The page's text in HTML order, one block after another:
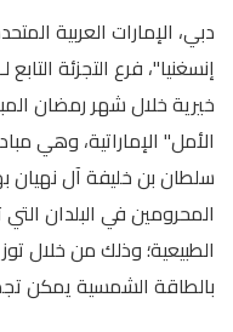
إنسغنيا"، فرع التجزئة
خيرية خلال شهر رمضان
الأمل" الإماراتية، وهي
سلطان بن خليفة آل نهيان
المحرومين في البلدان
الطبيعية؛ وذلك من خلال
بالطاقة الشمسية يمكن